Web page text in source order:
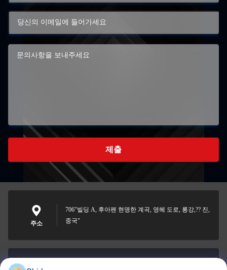
제출
주소
706"빌딩 A, 후아펜 현명한 계곡, 영헤 도로, 롱강,?? 진,
중국"